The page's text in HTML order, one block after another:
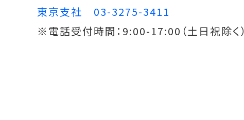
東京支社 03-3275-3411
※電話受付時間：9:00-17:00（土日祝除く）